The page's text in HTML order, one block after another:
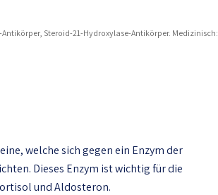
Steroid-21-Hydroxylase-Antikörper.
welche sich gegen ein Enzym der
Dieses Enzym ist wichtig für die
und Aldosteron.